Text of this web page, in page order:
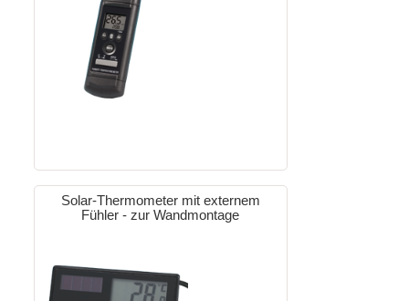
Solar-Thermometer mit externem
Fühler - zur Wandmontage